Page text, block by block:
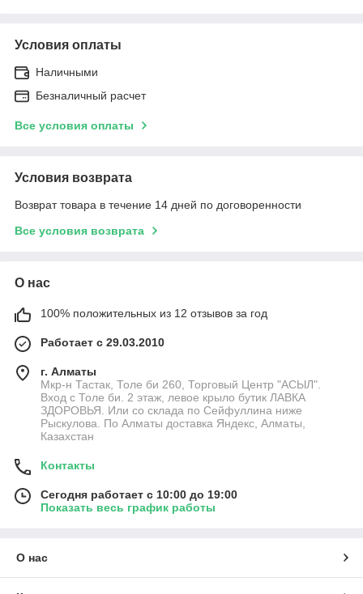
Условия оплаты
Наличными
Безналичный расчет
Все условия оплаты
Условия возврата
Возврат товара в течение 14 дней по договоренности
Все условия возврата
О нас
100% положительных из 12 отзывов за год
Работает с 29.03.2010
г. Алматы
Мкр-н Тастак, Толе би 260, Торговый Центр "АСЫЛ".
Вход с Толе би. 2 этаж, левое крыло бутик ЛАВКА
ЗДОРОВЬЯ. Или со склада по Сейфуллина ниже
Рыскулова. По Алматы доставка Яндекс, Алматы,
Казахстан
Контакты
Сегодня работает с 10:00 до 19:00
Показать весь график работы
О нас